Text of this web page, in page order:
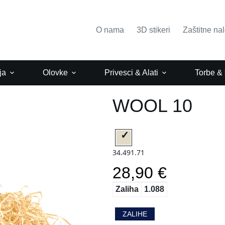
O nama
3D stikeri Zaštitne
Olovke Privesci & Alati Torbe &
WOOL 10
34.491.71
28,90 €
Zaliha 1.088
ZALIHE